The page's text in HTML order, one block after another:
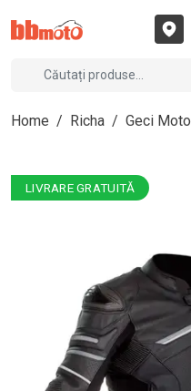
Home / Richa / Geci Moto
LIVRARE GRATUITĂ